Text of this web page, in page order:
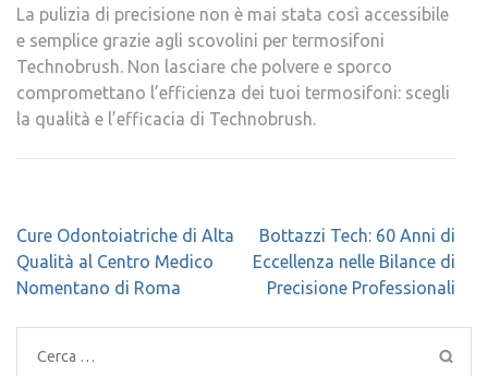
La pulizia di precisione non è mai stata così accessibile
e semplice grazie agli scovolini per termosifoni
Technobrush. Non lasciare che polvere e sporco
compromettano l’efficienza dei tuoi termosifoni: scegli
la qualità e l’efficacia di Technobrush.
Navigazione
articoli
Cure Odontoiatriche di Alta
Qualità al Centro Medico
Nomentano di Roma
Bottazzi Tech: 60 Anni di
Eccellenza nelle Bilance di
Precisione Professionali
Ricerca